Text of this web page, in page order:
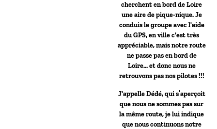
cherchent en bord de Loire
une aire de pique-nique. Je
conduis le groupe avec l'aide
du GPS, en ville c'est très
appréciable, mais notre route
ne passe pas en bord de
Loire… et donc nous ne
retrouvons pas nos pilotes !!!
J'appelle Dédé, qui s’aperçoit
que nous ne sommes pas sur
la même route, je lui indique
que nous continuons notre